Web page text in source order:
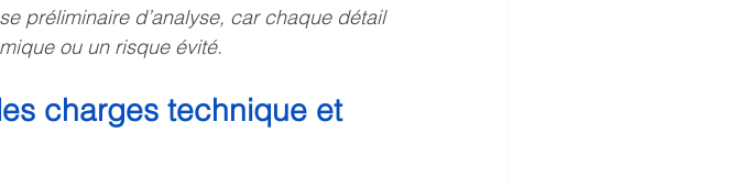
préliminaire d’analyse, car chaque détail
ou un risque évité.
charges technique et